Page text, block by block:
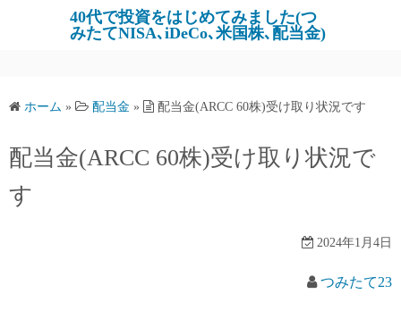
ツ
ス
キ
ッ
40代で投資をはじめてみました(つ
みたてNISA､iDeCo､米国株､配当金)
ホーム » 配当金 » 配当金(ARCC 60株)受け取り状況です
配当金(ARCC 60株)受け取り状況で
す
2024年1月4日
つみたて23